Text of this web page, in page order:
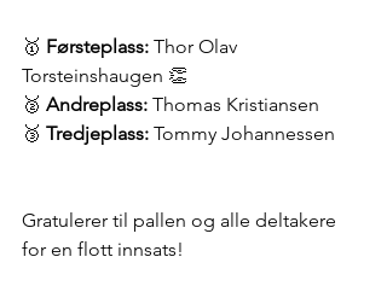
🥇 Førsteplass: Thor Olav
Torsteinshaugen 👏
🥈 Andreplass: Thomas Kristiansen
🥉 Tredjeplass: Tommy Johannessen
Gratulerer til pallen og alle deltakere
for en flott innsats!